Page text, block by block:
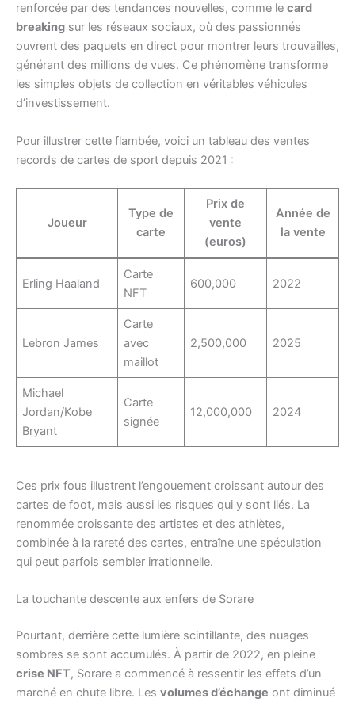
renforcée par des tendances nouvelles, comme le card
breaking sur les réseaux sociaux, où des passionnés
ouvrent des paquets en direct pour montrer leurs trouvailles,
générant des millions de vues. Ce phénomène transforme
les simples objets de collection en véritables véhicules
d’investissement.
Pour illustrer cette flambée, voici un tableau des ventes
records de cartes de sport depuis 2021 :
Joueur
Type de
carte
Prix de
vente
(euros)
Année de
la vente
Erling Haaland
Carte
NFT
600,000 2022
Lebron James
Carte
avec
maillot
2,500,000 2025
Michael
Jordan/Kobe
Bryant
Carte
signée
12,000,000 2024
Ces prix fous illustrent l’engouement croissant autour des
cartes de foot, mais aussi les risques qui y sont liés. La
renommée croissante des artistes et des athlètes,
combinée à la rareté des cartes, entraîne une spéculation
qui peut parfois sembler irrationnelle.
La touchante descente aux enfers de Sorare
Pourtant, derrière cette lumière scintillante, des nuages
sombres se sont accumulés. À partir de 2022, en pleine
crise NFT, Sorare a commencé à ressentir les effets d’un
marché en chute libre. Les volumes d’échange ont diminué